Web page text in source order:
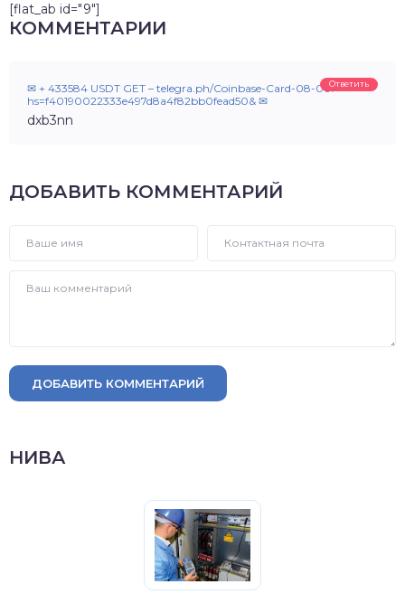
[flat_ab id="9"]
КОММЕНТАРИИ
✉ + 433584 USDT GET – telegra.ph/Coinbase-Card-08-06?
hs=f40190022333e497d8a4f82bb0fead50& ✉
Ответить
dxb3nn
ДОБАВИТЬ КОММЕНТАРИЙ
ДОБАВИТЬ КОММЕНТАРИЙ
НИВА